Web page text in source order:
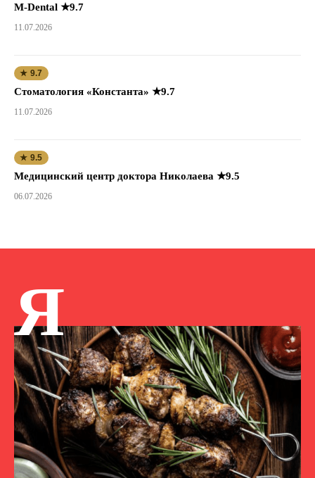
M-Dental ★9.7
11.07.2026
★ 9.7
Стоматология «Константа» ★9.7
11.07.2026
★ 9.5
Медицинский центр доктора Николаева ★9.5
06.07.2026
Я